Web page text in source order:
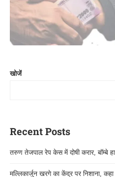
खोजें
Recent Posts
तरुण तेजपाल रेप केस में दोषी करार, बॉम्बे
मल्लिकार्जुन खरगे का केंद्र पर निशाना,